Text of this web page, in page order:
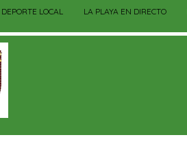
DEPORTE LOCAL LA PLAYA EN DIRECTO